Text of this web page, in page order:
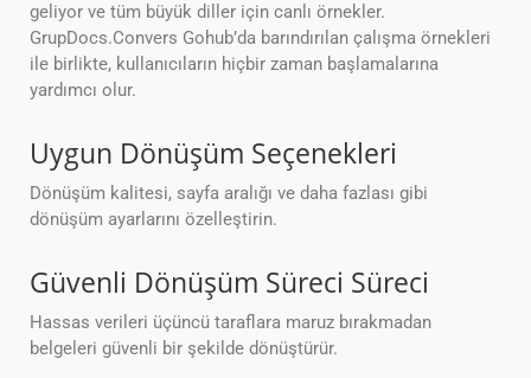
geliyor ve tüm büyük diller için canlı örnekler.
GrupDocs.Convers Gohub’da barındırılan çalışma örnekleri
ile birlikte, kullanıcıların hiçbir zaman başlamalarına
yardımcı olur.
Uygun Dönüşüm Seçenekleri
Dönüşüm kalitesi, sayfa aralığı ve daha fazlası gibi
dönüşüm ayarlarını özelleştirin.
Güvenli Dönüşüm Süreci Süreci
Hassas verileri üçüncü taraflara maruz bırakmadan
belgeleri güvenli bir şekilde dönüştürür.